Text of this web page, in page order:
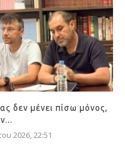
δεν μένει πίσω μόνος,
2026, 22:51